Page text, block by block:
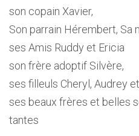
son copain Xavier,
Son parrain Hérembert, Sa
ses Amis Ruddy et Ericia
son frère adoptif Silvère,
ses filleuls Cheryl, Audrey
ses beaux frères et belles
tantes